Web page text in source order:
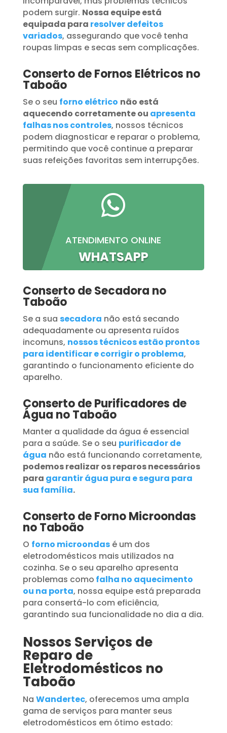
podem surgir. Nossa equipe está
equipada para resolver defeitos
variados, assegurando que você tenha
roupas limpas e secas sem complicações.
Conserto de Fornos Elétricos no
Taboão
Se o seu forno elétrico não está
aquecendo corretamente ou apresenta
falhas nos controles, nossos técnicos
podem diagnosticar e reparar o problema,
permitindo que você continue a preparar
suas refeições favoritas sem interrupções.

ATENDIMENTO ONLINE
WHATSAPP
Conserto de Secadora no
Taboão
Se a sua secadora não está secando
adequadamente ou apresenta ruídos
incomuns, nossos técnicos estão prontos
para identificar e corrigir o problema,
garantindo o funcionamento eficiente do
aparelho.
Conserto de Purificadores de
Água no Taboão
Manter a qualidade da água é essencial
para a saúde. Se o seu purificador de
água não está funcionando corretamente,
podemos realizar os reparos necessários
para garantir água pura e segura para
sua família.
Conserto de Forno Microondas
no Taboão
O forno microondasé um dos
eletrodomésticos mais utilizados na
cozinha. Se o seu aparelho apresenta
problemas como falha no aquecimento
ou na porta, nossa equipe está preparada
para consertá-lo com eficiência,
garantindo sua funcionalidade no dia a dia.
Nossos Serviços de
Reparo de
Eletrodomésticos no
Taboão
Na Wandertec, oferecemos uma ampla
gama de serviços para manter seus
eletrodomésticos em ótimo estado: